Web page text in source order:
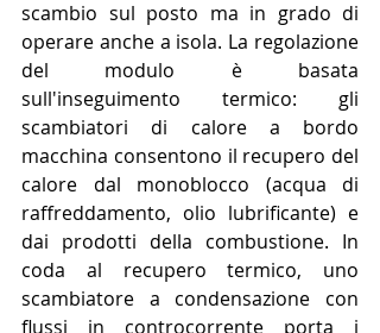
scambio sul posto ma in grado di
operare anche a isola. La regolazione
del modulo è basata
sull'inseguimento termico: gli
scambiatori di calore a bordo
macchina consentono il recupero del
calore dal monoblocco (acqua di
raffreddamento, olio lubrificante) e
dai prodotti della combustione. In
coda al recupero termico, uno
scambiatore a condensazione con
flussi in controcorrente porta i